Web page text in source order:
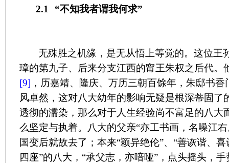
2.1 “不知我者谓我何求”
无殊胜之机缘，是无从悟上等觉的。这位王
璋的第九子、后来分支江西的甯王朱权之后代。
[9] ，历嘉靖、隆庆、万历三朝百馀年，朱邸书
风卓然，这对八大幼年的影响无疑是根深蒂固了
透彻的濡染，那么对于人生经验尚不富足的八大
么坚定与执着。八大的父亲“亦工书画，名噪江
国变后就故去了；本来“颖异绝伦”、“善诙谐、
四座”的八大，“承父志，亦喑哑”，点头摇头，手